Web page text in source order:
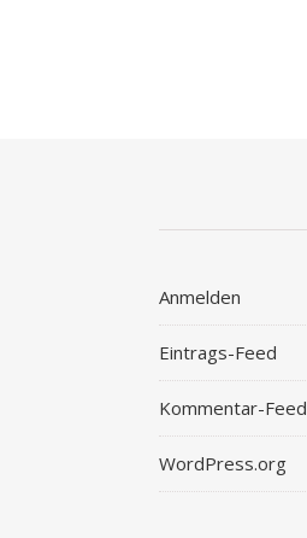
Anmelden
Eintrags-Feed
Kommentar-Feed
WordPress.org